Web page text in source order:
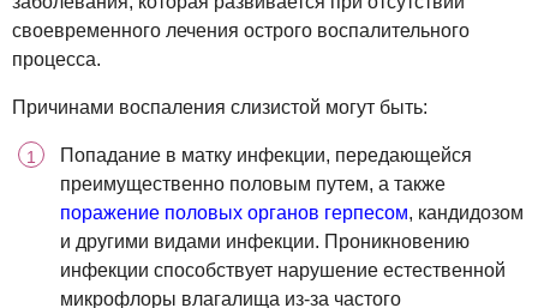
своевременного лечения острого воспалительного
процесса.
Причинами воспаления слизистой могут быть:
Попадание в матку инфекции, передающейся
преимущественно половым путем, а также
поражение половых органов герпесом, кандидозом
и другими видами инфекции. Проникновению
инфекции способствует нарушение естественной
микрофлоры влагалища из-за частого